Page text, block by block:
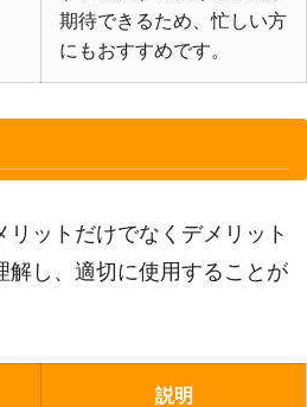
期待できるため、忙しい方
にもおすすめです。
ットだけでなくデメリット
解し、適切に使用することが
説明